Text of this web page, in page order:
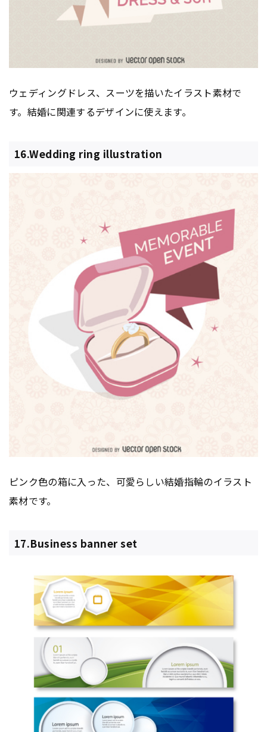
ウェディングドレス、スーツを描いたイラスト素材で
す。結婚に関連するデザインに使えます。
16.Wedding ring illustration
ピンク色の箱に入った、可愛らしい結婚指輪のイラスト
素材です。
17.Business banner set